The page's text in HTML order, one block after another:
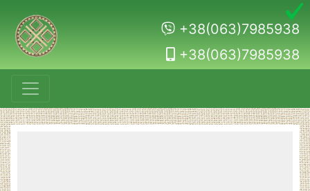
+38(063)7985938
+38(063)7985938